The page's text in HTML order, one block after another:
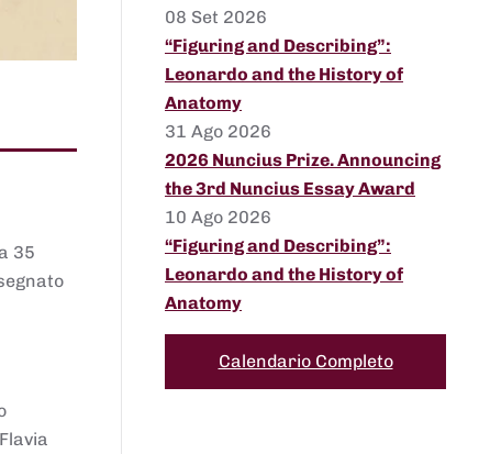
35
08 Set 2026
“Figuring and Describing”:
Leonardo and the History of
Anatomy
31 Ago 2026
2026 Nuncius Prize. Announcing
the 3rd Nuncius Essay Award
10 Ago 2026
“Figuring and Describing”:
Leonardo and the History of
Anatomy
Calendario Completo